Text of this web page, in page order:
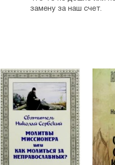
замену за наш счет.